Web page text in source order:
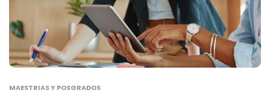
MAESTRIAS Y POSGRADOS